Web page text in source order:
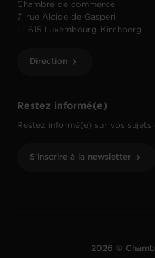
Restez informé(e)
Restez informé(e) sur vos sujets
S'inscrire à la newsletter
Chambre de commerce
7, rue Alcide de Gasperi
L-1615 Luxembourg-Kirchberg
Direction
2026 ©